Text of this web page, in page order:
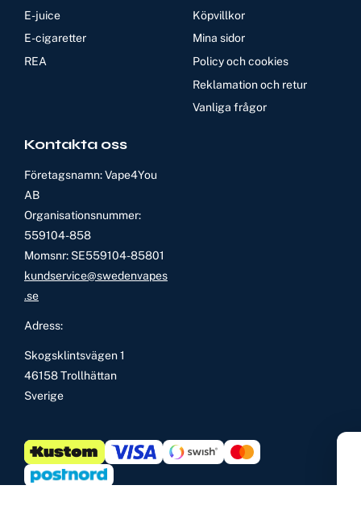
E-juice
E-cigaretter
REA
Köpvillkor
Mina sidor
Policy och cookies
Reklamation och retur
Vanliga frågor
Kontakta oss
Företagsnamn: Vape4You
AB
Organisationsnummer:
559104-858
Momsnr: SE559104-85801
kundservice@swedenvapes
.se
Adress:
Skogsklintsvägen 1
46158 Trollhättan
Sverige